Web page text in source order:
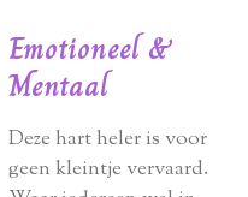
Emotioneel &
Mentaal
Deze hart heler is voor
geen kleintje vervaard.